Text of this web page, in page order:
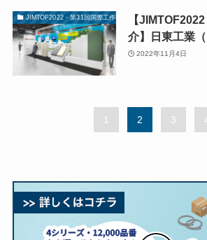
JIMTOF2022・第31回国際工作機械見本市
【
介】日東工業
2022年11月4日
1 2 3